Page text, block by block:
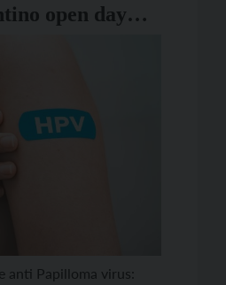
open day
anti Papilloma virus: